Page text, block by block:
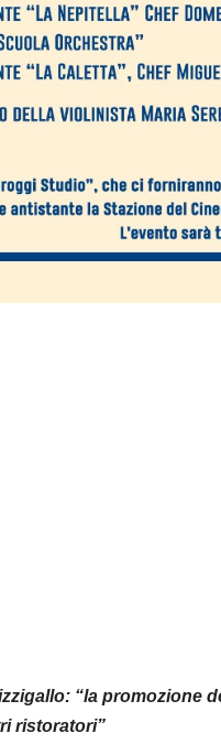
“la promozione
ristoratori”